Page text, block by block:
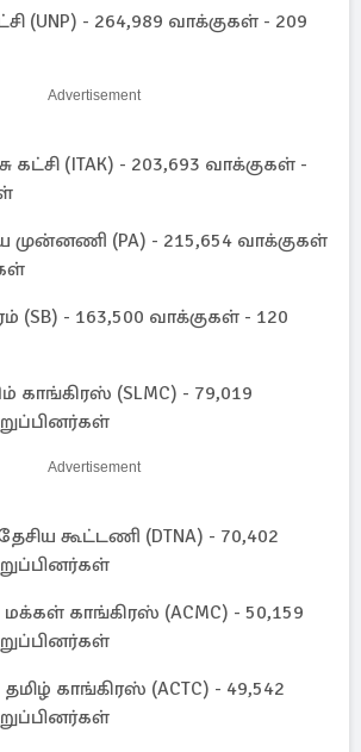
(UNP) - 264,989 வாக்குகள் - 209
Advertisement
(ITAK) - 203,693 வாக்குகள் -
(PA) - 215,654 வாக்குகள்
- 163,500 வாக்குகள் - 120
(SLMC) - 79,019
Advertisement
கூட்டணி (DTNA) - 70,402
காங்கிரஸ் (ACMC) - 50,159
காங்கிரஸ் (ACTC) - 49,542